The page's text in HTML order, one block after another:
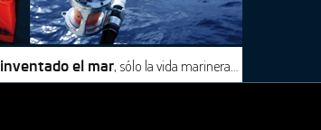
el mar, sólo la vida marinera…